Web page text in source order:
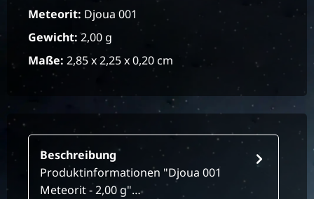
Meteorit: Djoua 001
Gewicht:2,00 g
Maße: 2,85 x 2,25 x 0,20 cm
Beschreibung
Produktinformationen "Djoua 001
Meteorit - 2,00 g"…